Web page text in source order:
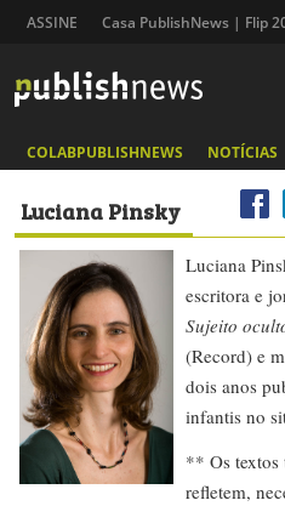
ASSINE Casa PublishNews | Flip
COLABPUBLISHNEWS NOTÍCIAS
Luciana Pinsky
Luciana
escritora e
Sujeito
(Record) e
dois anos
infantis no
** Os textos
refletem,